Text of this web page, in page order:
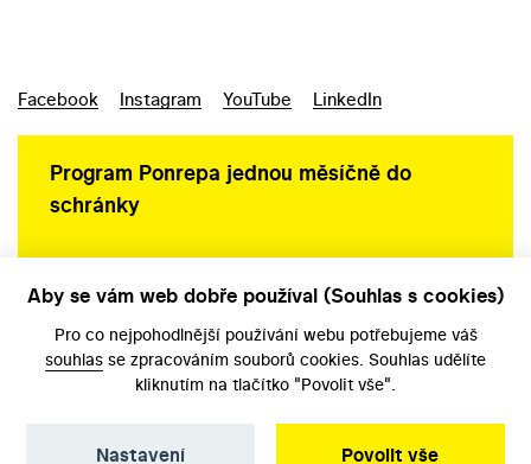
Facebook Instagram YouTube LinkedIn
Program Ponrepa jednou měsíčně do
schránky
Aby se vám web dobře používal (Souhlas s cookies)
Pro co nejpohodlnější používání webu potřebujeme váš
souhlas se zpracováním souborů cookies. Souhlas udělíte
kliknutím na tlačítko "Povolit vše".
Povolit vše
Nastavení